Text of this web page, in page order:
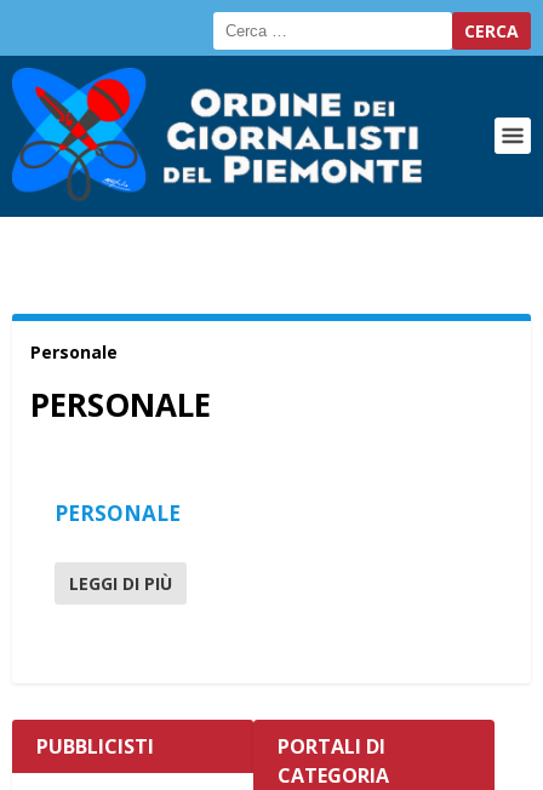
Personale
PERSONALE
PERSONALE
LEGGI DI PIÙ
PUBBLICISTI
PORTALI DI
CATEGORIA